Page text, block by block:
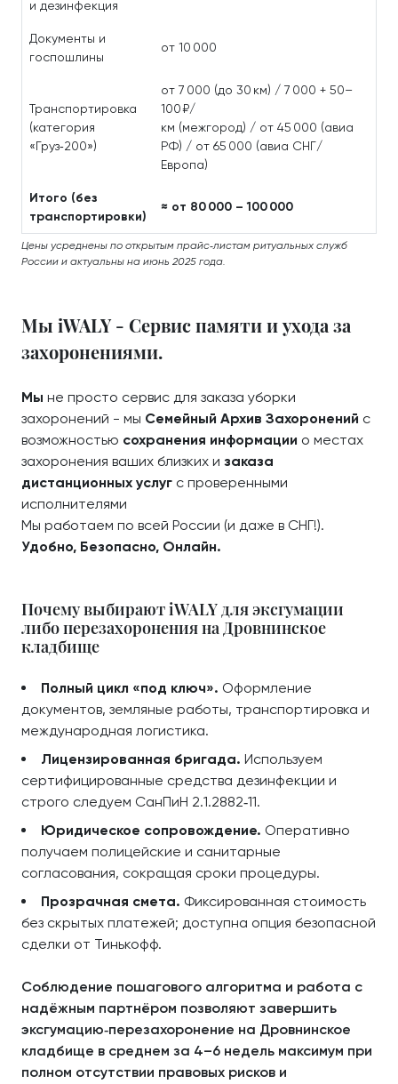
и дезинфекция
Документы и
госпошлины
от 10 000
Транспортировка
(категория
«Груз‑200»)
от 7 000 (до 30 км) / 7 000 + 50–
100 ₽/
км (межгород) / от 45 000 (авиа
РФ) / от 65 000 (авиа СНГ/
Европа)
Итого (без
транспортировки)
≈ от 80 000 – 100 000
Цены усреднены по открытым прайс‑листам ритуальных служб
России и актуальны на июнь 2025 года.
Мы iWALY - Сервис памяти и ухода за
захоронениями.
Мы не просто сервис для заказа уборки
захоронений - мы Семейный Архив Захоронений с
возможностью сохранения информации о местах
захоронения ваших близких и заказа
дистанционных услуг с проверенными
исполнителями
Мы работаем по всей России (и даже в СНГ!).
Удобно, Безопасно, Онлайн.
Почему выбирают iWALY для эксгумации
либо перезахоронения на Дровнинское
кладбище
Полный цикл «под ключ». Оформление
документов, земляные работы, транспортировка и
международная логистика.
Лицензированная бригада. Используем
сертифицированные средства дезинфекции и
строго следуем СанПиН 2.1.2882‑11.
Юридическое сопровождение. Оперативно
получаем полицейские и санитарные
согласования, сокращая сроки процедуры.
Прозрачная смета. Фиксированная стоимость
без скрытых платежей; доступна опция безопасной
сделки от Тинькофф.
Соблюдение пошагового алгоритма и работа с
надёжным партнёром позволяют завершить
эксгумацию‑перезахоронение на Дровнинское
кладбище в среднем за 4–6 недель максимум при
полном отсутствии правовых рисков и